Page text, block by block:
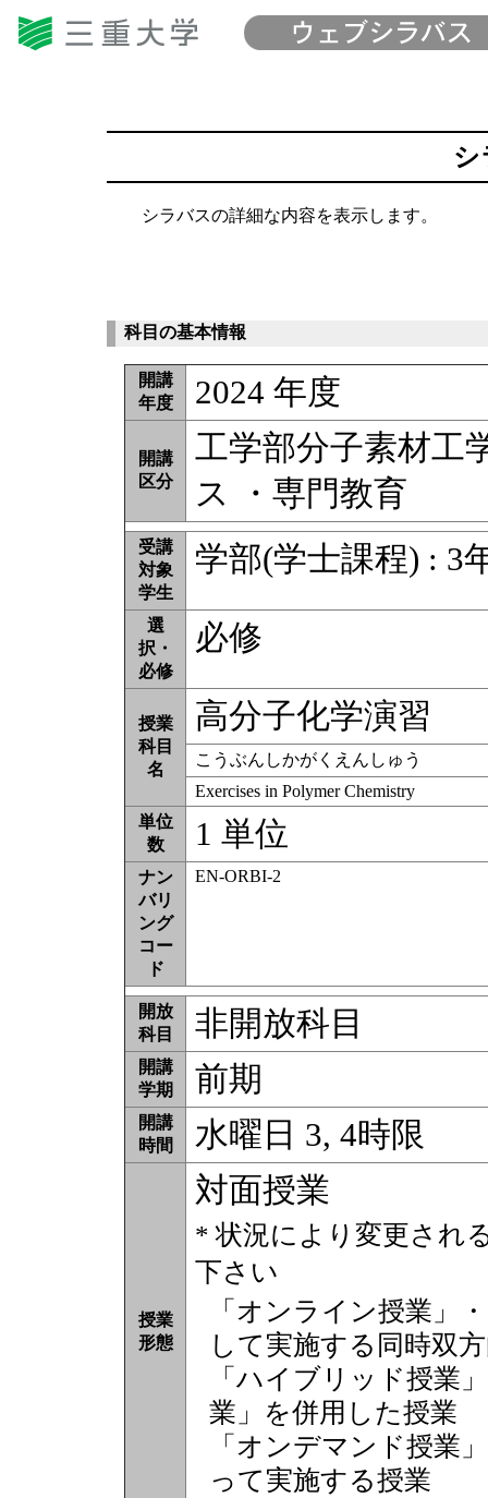
シ
シラバスの詳細な内容を表示します。
科目の基本情報
開講
年度
2024 年度
開講
区分
工学部分子素材工
ス ・専門教育
受講
対象
学生
学部(学士課程) : 3
選
択・
必修
必修
授業
科目
名
高分子化学演習
こうぶんしかがくえんしゅう
Exercises in Polymer Chemistry
単位
数
1 単位
ナン
バリ
ング
コー
ド
EN-ORBI-2
開放
科目
非開放科目
開講
学期
前期
開講
時間
水曜日 3, 4時限
授業
形態
対面授業
* 状況により変更され
下さい
「オンライン授業」
して実施する同時双
「ハイブリッド授業
業」を併用した授業
「オンデマンド授業
って実施する授業